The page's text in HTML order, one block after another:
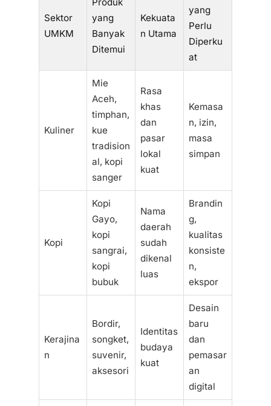
Sektor
UMKM
yang
Banyak
Ditemui
Kekuata
n Utama
yang
Perlu
Diperku
at
Kuliner
Mie
Aceh,
timphan,
kue
tradision
al, kopi
sanger
Rasa
khas
dan
pasar
lokal
kuat
Kemasa
n, izin,
masa
simpan
Kopi
Kopi
Gayo,
kopi
sangrai,
kopi
bubuk
Nama
daerah
sudah
dikenal
luas
Brandin
g,
kualitas
konsiste
n,
ekspor
Kerajina
n
Bordir,
songket,
suvenir,
aksesori
Identitas
budaya
kuat
Desain
baru
dan
pemasar
an
digital